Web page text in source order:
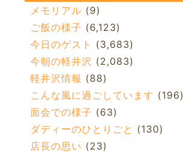
メモリアル (9)
ご飯の様子 (6,123)
今日のゲスト (3,683)
今朝の軽井沢 (2,083)
軽井沢情報 (88)
こんな風に過ごしています (196)
面会での様子 (63)
ダディーのひとりごと (130)
店長の思い (23)